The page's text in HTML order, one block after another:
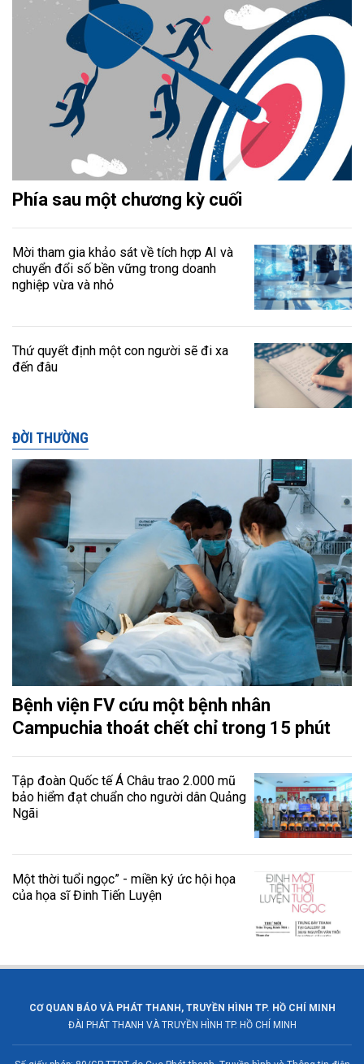
Phía sau một chương kỳ cuối
Mời tham gia khảo sát về tích hợp AI và
chuyển đổi số bền vững trong doanh
nghiệp vừa và nhỏ
Thứ quyết định một con người sẽ đi xa
đến đâu
ĐỜI THƯỜNG
Bệnh viện FV cứu một bệnh nhân
Campuchia thoát chết chỉ trong 15 phút
Tập đoàn Quốc tế Á Châu trao 2.000 mũ
bảo hiểm đạt chuẩn cho người dân Quảng
Ngãi
Một thời tuổi ngọc” - miền ký ức hội họa
của họa sĩ Đinh Tiến Luyện
CƠ QUAN BÁO VÀ PHÁT THANH, TRUYỀN HÌNH TP. HỒ CHÍ MINH
ĐÀI PHÁT THANH VÀ TRUYỀN HÌNH TP. HỒ CHÍ MINH